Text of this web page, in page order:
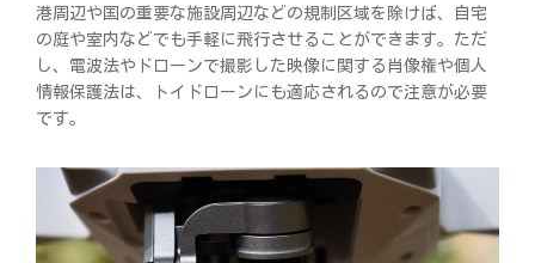
港周辺や国の重要な施設周辺などの規制区域を除けば、自宅
の庭や室内などでも手軽に飛行させることができます。ただ
し、電波法やドローンで撮影した映像に関する肖像権や個人
情報保護法は、トイドローンにも適応されるので注意が必要
です。